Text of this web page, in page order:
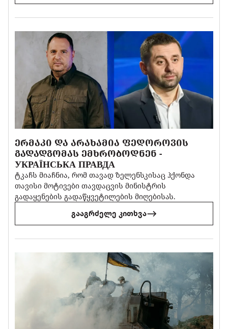
ᲔᲠᲛᲐᲙᲘ ᲓᲐ ᲐᲠᲐᲮᲐᲛᲘᲐ ᲤᲔᲓᲝᲠᲝᲕᲘᲡ
ᲒᲐᲓᲐᲓᲒᲝᲛᲐᲡ ᲔᲛᲮᲠᲝᲑᲝᲓᲜᲔᲜ -
УКРАЇНСЬКА ПРАВДА
ტკაჩს მიაჩნია, რომ თავად ზელენსკისაც ჰქონდა
თავისი მოტივები თავდაცვის მინისტრის
გადაყენების გადაწყვეტილების მიღებისას.
გააგრძელე კითხვა